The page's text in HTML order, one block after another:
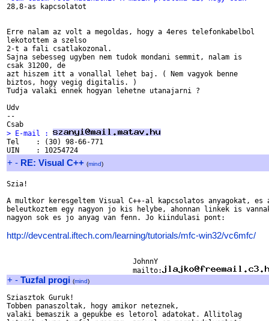
28,8-as kapcsolatot
Erre nalam az volt a megoldas, hogy a 4eres telefonkabelbol
lekotottem a szelso
2-t a fali csatlakozonal.
Sajna sebesseg ugyben nem tudok mondani semmit, nalam is
csak 31200, de
azt hiszem itt a vonallal lehet baj. ( Nem vagyok benne
biztos, hogy vegig digitalis. )
Tudja valaki ennek hogyan lehetne utanajarni ?
Udv
--
> E-mail :
Tel    : (30) 98-66-771
+ - RE: Visual C++ (mind)
Szia!
A multkor keresgeltem Visual C++-al kapcsolatos anyagokat, es
beleutkoztem egy nagyon jo kis helybe, ahonnan linkek is
nagyon sok es jo anyag van fenn. Jo kiindulasi pont:
http://devcentral.iftech.com/learning/tutorials/mfc-win32/vc6mfc/
                              JohnnY
                              mailto:
+ - Tuzfal progi (mind)
Sziasztok Guruk!
Tobben panaszoltak, hogy amikor neteznek,
valaki bemaszik a gepukbe es letorol adatokat. Allitolag